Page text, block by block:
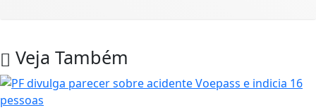
Veja Também